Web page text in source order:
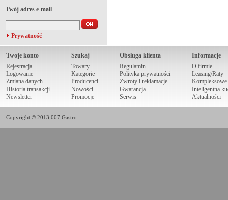
Twój adres e-mail
Prywatność
Twoje konto
Rejestracja
Logowanie
Zmiana danych
Historia transakcji
Newsletter
Szukaj
Towary
Kategorie
Producenci
Nowości
Promocje
Obsługa klienta
Regulamin
Polityka prywatności
Zwroty i reklamacje
Gwarancja
Serwis
Informacje
O firmie
Leasing/Raty
Kompleksowe
Inteligentna
Aktualności
Copyright © 2013 007 Gastro